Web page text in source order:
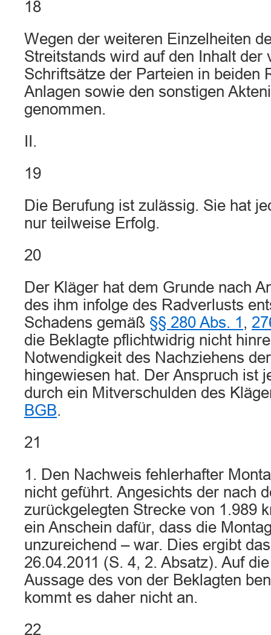
18
Wegen der weiteren Einzelheiten
Streitstands wird auf den Inhalt der
Schriftsätze der Parteien in beiden
Anlagen sowie den sonstigen
genommen.
II.
19
Die Berufung ist zulässig. Sie hat
nur teilweise Erfolg.
20
Der Kläger hat dem Grunde nach
des ihm infolge des Radverlusts
Schadens gemäß §§ 280 Abs. 1 ,
die Beklagte pflichtwidrig nicht
Notwendigkeit des Nachziehens
hingewiesen hat. Der Anspruch ist
durch ein Mitverschulden des
BGB.
21
1. Den Nachweis fehlerhafter
nicht geführt. Angesichts der nach
zurückgelegten Strecke von 1.989
ein Anschein dafür, dass die
unzureichend – war. Dies ergibt
26.04.2011 (S. 4, 2. Absatz). Auf
Aussage des von der Beklagten
kommt es daher nicht an.
22